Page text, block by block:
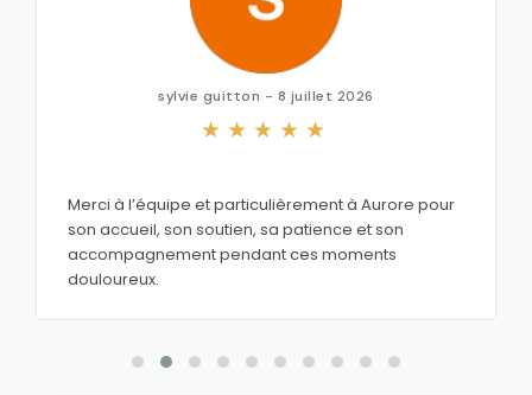
sylvie guitton - 8 juillet 2026
Merci à l’équipe et particulièrement à Aurore pour
son accueil, son soutien, sa patience et son
accompagnement pendant ces moments
douloureux.